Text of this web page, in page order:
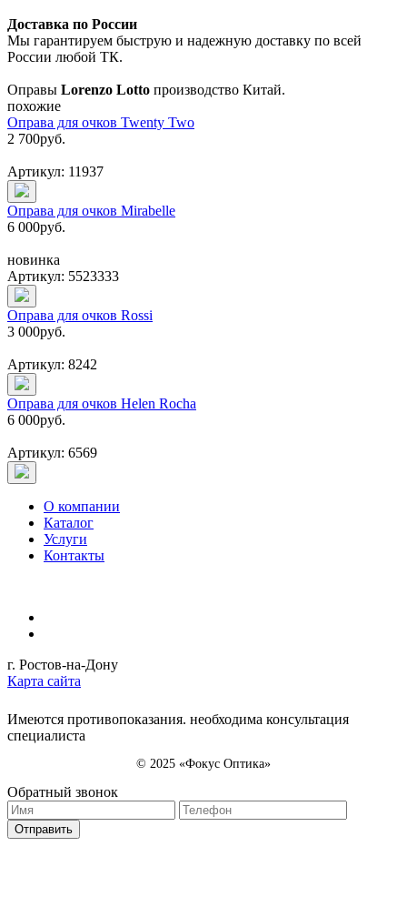
Доставка по России
Мы гарантируем быструю и надежную доставку по всей
России любой ТК.
Оправы Lorenzo Lotto производство Китай.
похожие
Оправа для очков Twenty Two
2 700руб.
Артикул: 11937
Оправа для очков Mirabelle
6 000руб.
новинка
Артикул: 5523333
Оправа для очков Rossi
3 000руб.
Артикул: 8242
Оправа для очков Helen Rocha
6 000руб.
Артикул: 6569
О компании
Каталог
Услуги
Контакты
г. Ростов-на-Дону
Карта сайта
Имеются противопоказания. необходима консультация
специалиста
© 2025 «Фокус Оптика»
Обратный звонок
Отправить